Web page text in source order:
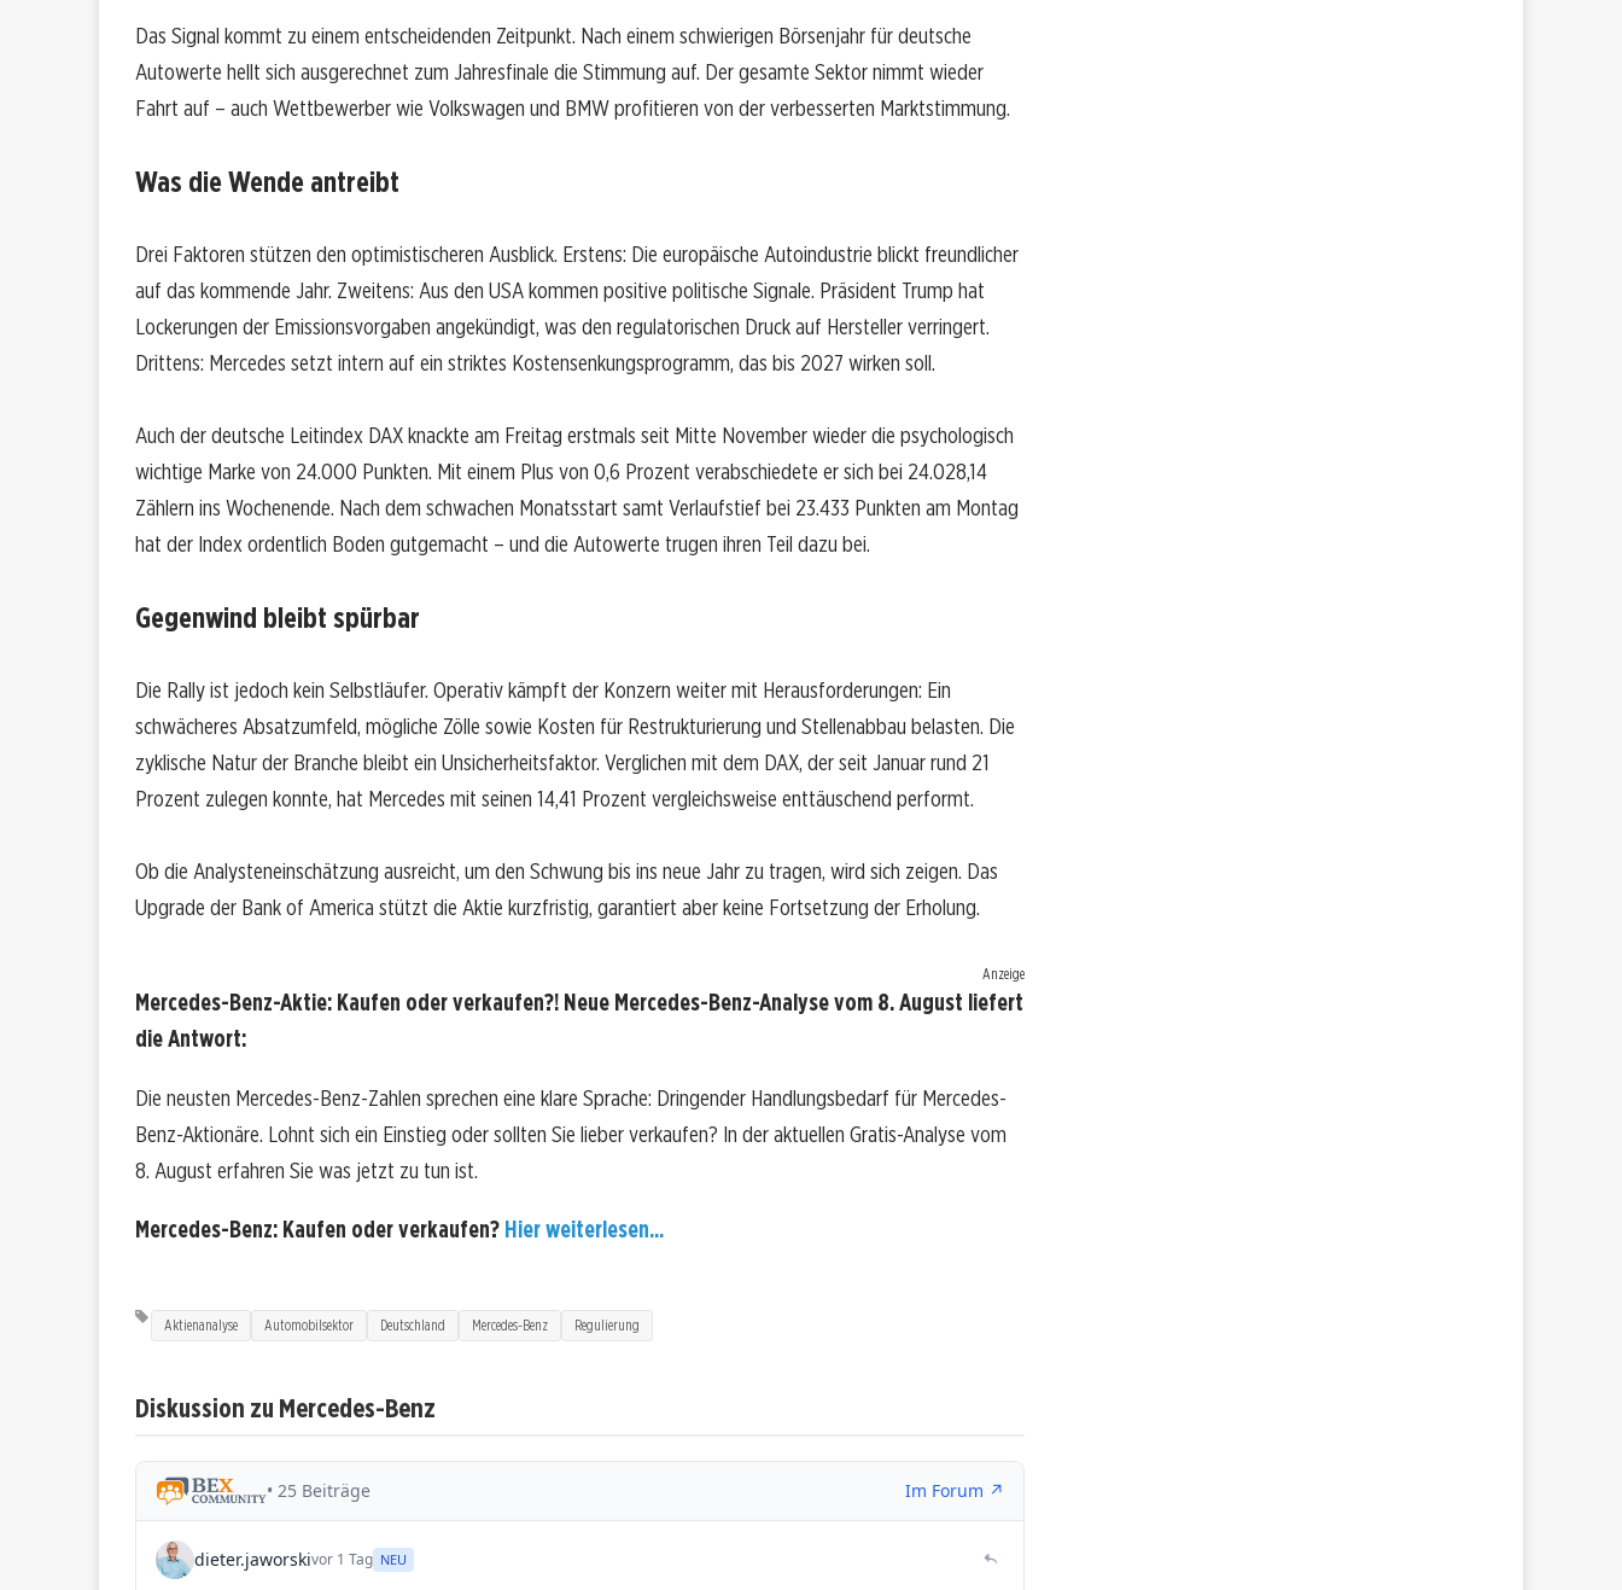
Das Signal kommt zu einem entscheidenden Zeitpunkt. Nach einem schwierigen Börsenjahr für deutsche
Autowerte hellt sich ausgerechnet zum Jahresfinale die Stimmung auf. Der gesamte Sektor nimmt wieder
Fahrt auf – auch Wettbewerber wie Volkswagen und BMW profitieren von der verbesserten Marktstimmung.
Was die Wende antreibt
Drei Faktoren stützen den optimistischeren Ausblick. Erstens: Die europäische Autoindustrie blickt freundlicher
auf das kommende Jahr. Zweitens: Aus den USA kommen positive politische Signale. Präsident Trump hat
Lockerungen der Emissionsvorgaben angekündigt, was den regulatorischen Druck auf Hersteller verringert.
Drittens: Mercedes setzt intern auf ein striktes Kostensenkungsprogramm, das bis 2027 wirken soll.
Auch der deutsche Leitindex DAX knackte am Freitag erstmals seit Mitte November wieder die psychologisch
wichtige Marke von 24.000 Punkten. Mit einem Plus von 0,6 Prozent verabschiedete er sich bei 24.028,14
Zählern ins Wochenende. Nach dem schwachen Monatsstart samt Verlaufstief bei 23.433 Punkten am Montag
hat der Index ordentlich Boden gutgemacht – und die Autowerte trugen ihren Teil dazu bei.
Gegenwind bleibt spürbar
Die Rally ist jedoch kein Selbstläufer. Operativ kämpft der Konzern weiter mit Herausforderungen: Ein
schwächeres Absatzumfeld, mögliche Zölle sowie Kosten für Restrukturierung und Stellenabbau belasten. Die
zyklische Natur der Branche bleibt ein Unsicherheitsfaktor. Verglichen mit dem DAX, der seit Januar rund 21
Prozent zulegen konnte, hat Mercedes mit seinen 14,41 Prozent vergleichsweise enttäuschend performt.
Ob die Analysteneinschätzung ausreicht, um den Schwung bis ins neue Jahr zu tragen, wird sich zeigen. Das
Upgrade der Bank of America stützt die Aktie kurzfristig, garantiert aber keine Fortsetzung der Erholung.
Anzeige
Mercedes-Benz-Aktie: Kaufen oder verkaufen?! Neue Mercedes-Benz-Analyse vom 8. August liefert
die Antwort:
Die neusten Mercedes-Benz-Zahlen sprechen eine klare Sprache: Dringender Handlungsbedarf für Mercedes-
Benz-Aktionäre. Lohnt sich ein Einstieg oder sollten Sie lieber verkaufen? In der aktuellen Gratis-Analyse vom
8. August erfahren Sie was jetzt zu tun ist.
Mercedes-Benz: Kaufen oder verkaufen? Hier weiterlesen...
Aktienanalyse Automobilsektor Deutschland Mercedes-Benz Regulierung
Diskussion zu Mercedes-Benz